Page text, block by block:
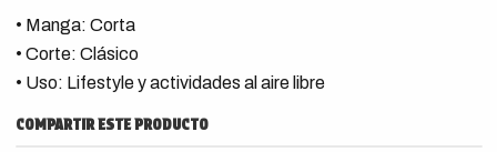
• Manga: Corta
• Corte: Clásico
• Uso: Lifestyle y actividades al aire libre
COMPARTIR ESTE PRODUCTO